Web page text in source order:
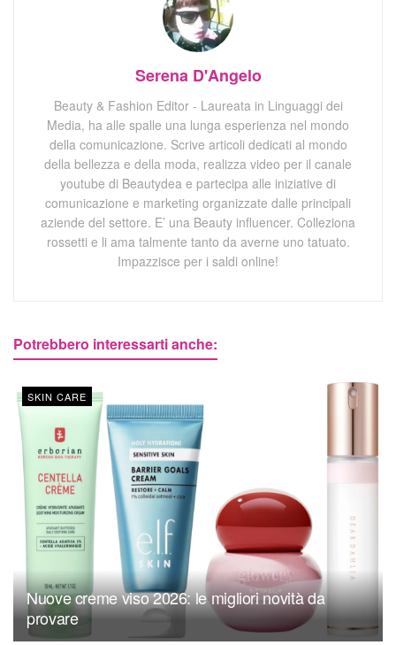
Serena D'Angelo
Beauty & Fashion Editor - Laureata in Linguaggi dei
Media, ha alle spalle una lunga esperienza nel mondo
della comunicazione. Scrive articoli dedicati al mondo
della bellezza e della moda, realizza video per il canale
youtube di Beautydea e partecipa alle iniziative di
comunicazione e marketing organizzate dalle principali
aziende del settore. E’ una Beauty influencer. Colleziona
rossetti e li ama talmente tanto da averne uno tatuato.
Impazzisce per i saldi online!
Potrebbero interessarti anche:
SKIN CARE
Nuove creme viso 2026: le migliori novità da
provare